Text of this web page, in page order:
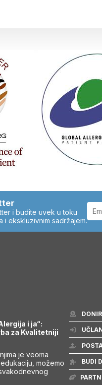
i budite uvek u toku
i ekskluzivnim sadržajem.
i ja“:
za Kvalitetniji
je veoma
možemo
BUDI